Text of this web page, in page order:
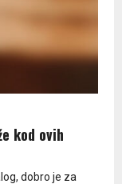
kod ovih
dobro je za